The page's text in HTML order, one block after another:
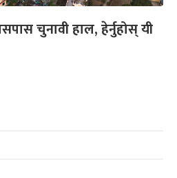
चुनावी हाल, हेर्नुहोस् यी